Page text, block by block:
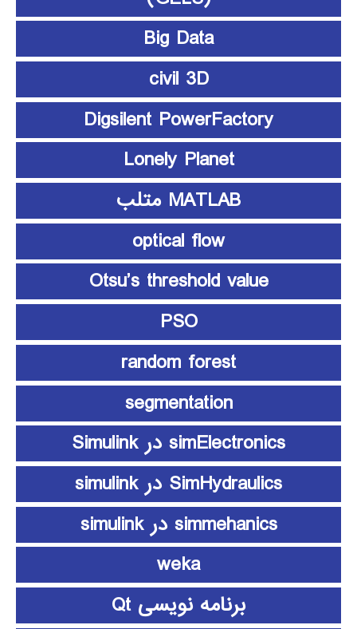
Big Data
civil 3D
Digsilent PowerFactory
Lonely Planet
MATLAB متلب
optical flow
Otsu’s threshold value
PSO
random forest
segmentation
simElectronics در Simulink
SimHydraulics در simulink
simmehanics در simulink
weka
برنامه نویسی Qt